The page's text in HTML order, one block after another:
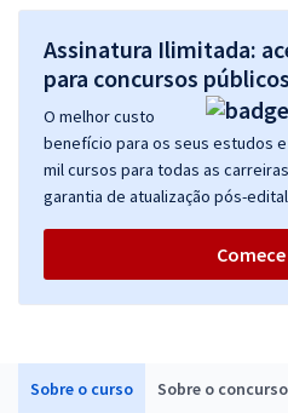
Sobre o curso Sobre o concurso
Assinatura Ilimitada:
para concursos
O melhor custo
benefício para os seus estudos
mil cursos para todas as
garantia de atualização pós-